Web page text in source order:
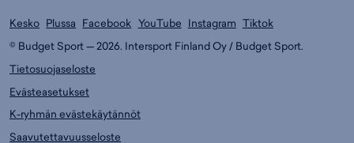
Kesko Plussa Facebook YouTube Instagram Tiktok
© Budget Sport — 2026. Intersport Finland Oy / Budget Sport.
Tietosuojaseloste
Evästeasetukset
K-ryhmän evästekäytännöt
Saavutettavuusseloste